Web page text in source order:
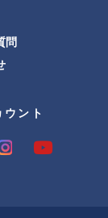
問
ント